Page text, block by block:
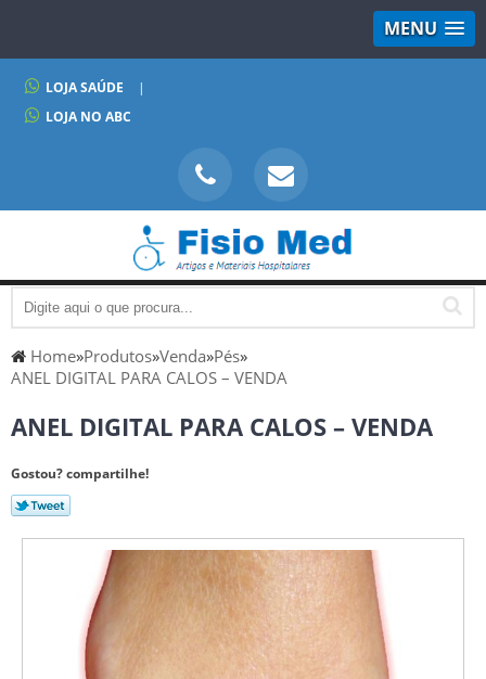
MENU
LOJA SAÚDE
|
LOJA NO ABC
Home»Produtos»Venda»Pés»
ANEL DIGITAL PARA CALOS – VENDA
ANEL DIGITAL PARA CALOS – VENDA
Gostou? compartilhe!